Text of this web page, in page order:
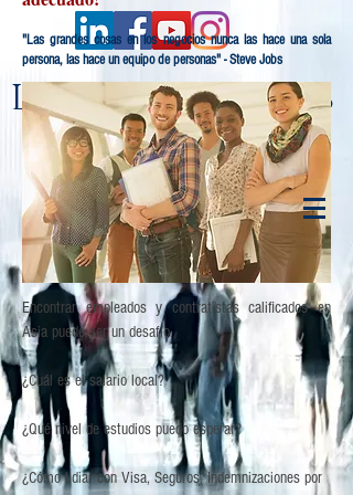
Lenge & Partners
"Las grandes cosas en los negocios nunca las hace una sola
persona, las hace un equipo de personas" - Steve Jobs
Encontrar empleados y contratistas calificados en
Asia puede ser un desafío.
¿Cuál es el salario local?
¿Qué nivel de estudios puedo esperar?
¿Cómo lidiar con Visa, Seguros, Indemnizaciones por